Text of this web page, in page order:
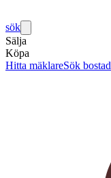
sök
Sälja
Köpa
Hitta mäklareSök bostad